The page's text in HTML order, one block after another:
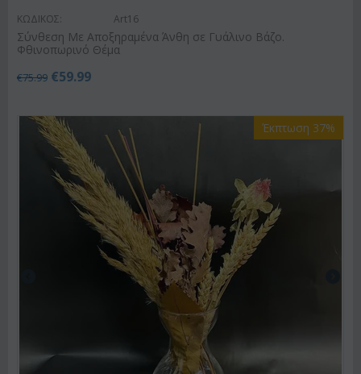
ΚΩΔΙΚΟΣ: Art16
Σύνθεση Με Αποξηραμένα Άνθη σε Γυάλινο Βάζο.
Φθινοπωρινό Θέμα
€75.99 €59.99
Έκπτωση 37%